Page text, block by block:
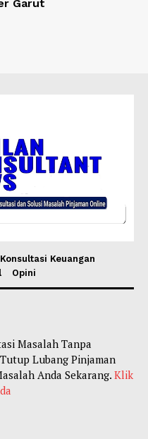
Garut
Konsultasi Keuangan
Opini
Masalah Tanpa
Lubang Pinjaman
Anda Sekarang. Klik